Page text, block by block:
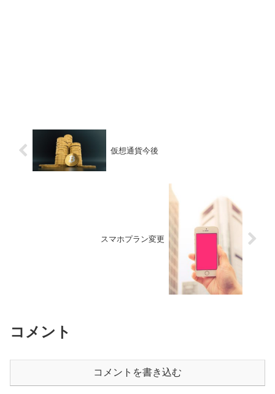
仮想通貨今後
スマホプラン変更
コメント
コメントを書き込む